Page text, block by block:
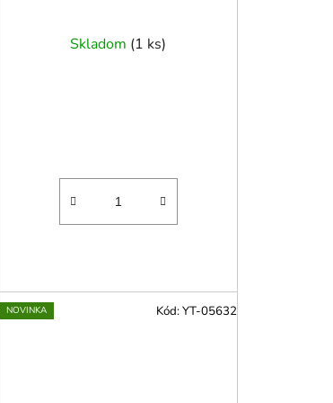
Skladom (1 ks)
NOVINKA Kód:YT-05632